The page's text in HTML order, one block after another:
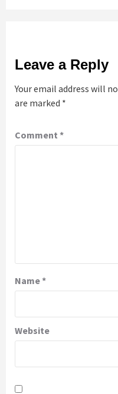
Leave a Reply
Your email address will
are marked *
Comment *
Name*
Website